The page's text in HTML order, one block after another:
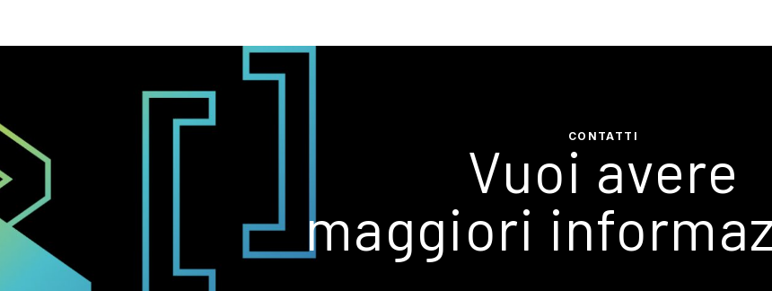
CONTATTI
Vuoi avere
maggiori